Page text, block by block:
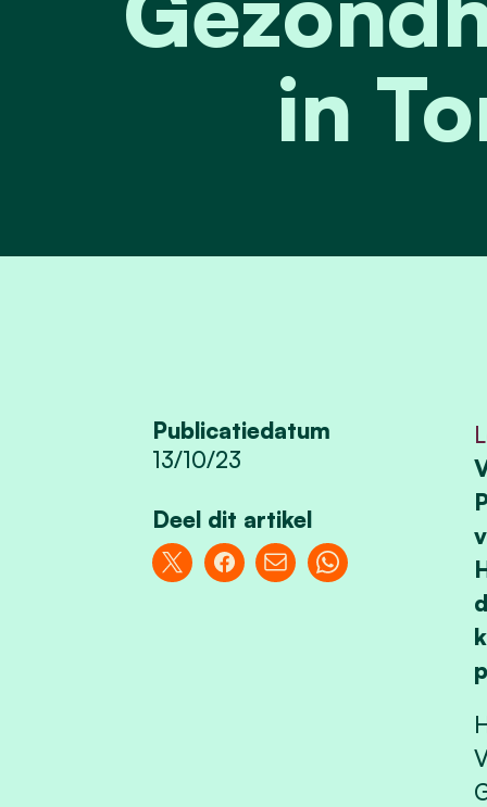
in
Publicatiedatum
13/10/23
Deel dit artikel